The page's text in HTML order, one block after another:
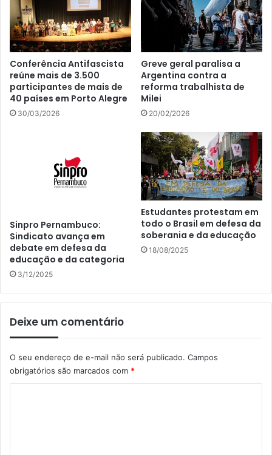
Conferência Antifascista
reúne mais de 3.500
participantes de mais de
40 países em Porto Alegre
30/03/2026
Greve geral paralisa a
Argentina contra a
reforma trabalhista de
Milei
20/02/2026
Sinpro Pernambuco:
Sindicato avança em
debate em defesa da
educação e da categoria
3/12/2025
Estudantes protestam em
todo o Brasil em defesa da
soberania e da educação
18/08/2025
Deixe um comentário
O seu endereço de e-mail não será publicado. Campos
obrigatórios são marcados com *